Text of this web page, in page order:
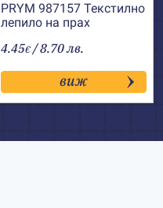
PRYM 987157 Текстилно
лепило на прах
4.45€ / 8.70 лв.
виж